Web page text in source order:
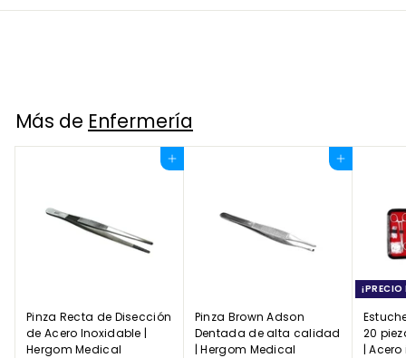
Más de Enfermería
Agregar al carrito
Pinza Recta de Disección
de Acero Inoxidable |
Hergom Medical
Agregar al carrito
Pinza Brown Adson
Dentada de alta calidad
| Hergom Medical
20
|